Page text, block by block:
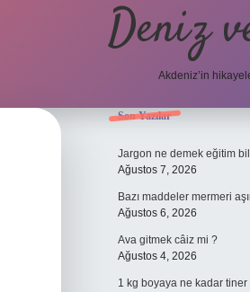
Deniz
Akdeniz’in
Sidebar
Son Yazılar
Jargon ne demek eğitim
Ağustos 7, 2026
Bazı maddeler mermeri
Ağustos 6, 2026
Ava gitmek câiz mi ?
Ağustos 4, 2026
1 kg boyaya ne kadar tiner